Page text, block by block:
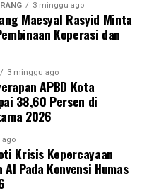
3 minggu ago
Maesyal Rasyid Minta
Koperasi dan
3 minggu ago
APBD Kota
38,60 Persen di
2026
Krisis Kepercayaan
Pada Konvensi Humas